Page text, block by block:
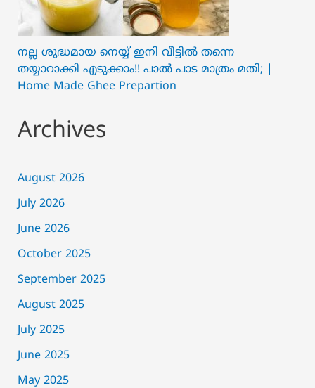
നല്ല ശുദ്ധമായ നെയ്യ് ഇനി വീട്ടിൽ തന്നെ
തയ്യാറാക്കി എടുക്കാം!! പാൽ പാട മാത്രം മതി; |
Home Made Ghee Prepartion
Archives
August 2026
July 2026
June 2026
October 2025
September 2025
August 2025
July 2025
June 2025
May 2025